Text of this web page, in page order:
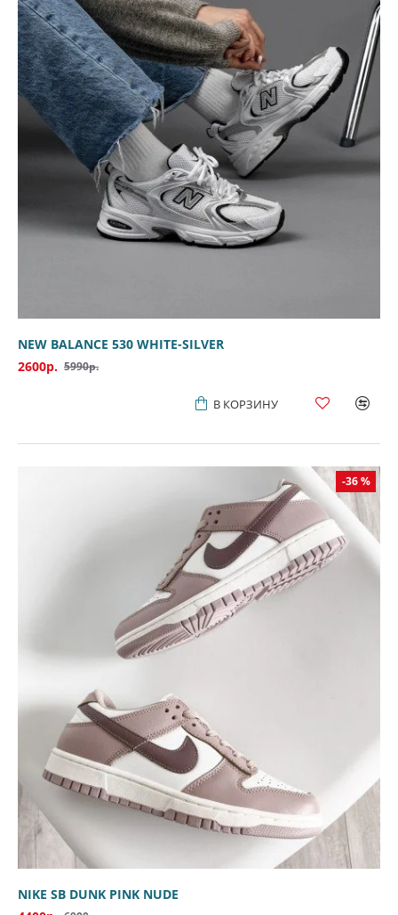
NEW BALANCE 530 WHITE-SILVER
2600р. 5990р.
В КОРЗИНУ
-36 %
NIKE SB DUNK PINK NUDE